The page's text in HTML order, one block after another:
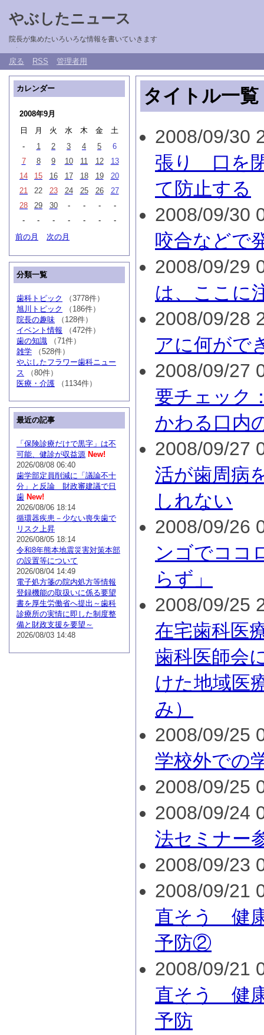
やぶしたニュース
院長が集めたいろいろな情報を書いていきます
戻る RSS 管理者用
タイトル一覧
2008/09/30
張り 口を
て防止する
2008/09/30
咬合などで
2008/09/29
は、ここに
2008/09/28
アに何がで
2008/09/27
要チェック
かわる口内
2008/09/27
活が歯周病
しれない
2008/09/26
ンゴでココ
らず」
2008/09/25
在宅歯科医
歯科医師会
けた地域医
み）
2008/09/25
学校外での
2008/09/25
2008/09/24
法セミナー
2008/09/23
2008/09/21
直そう 健
予防②
2008/09/21
直そう 健
予防
カレンダー
2008年9月
日
月 火 水 木 金
土
-
1 2 3 4 5
6
7
8 9 10 11 12
13
14
15 16 17 18 19
20
21
22 23 24 25 26
27
28
29 30 - - -
-
-
- - - - -
-
前の月
次の月
分類一覧
歯科トピック
（3778件）
旭川トピック
（186件）
院長の趣味 （128件）
イベント情報 （472件）
歯の知識 （71件）
雑学 （528件）
やぶしたフラワー歯科ニュー
ス （80件）
医療・介護 （1134件）
最近の記事
「保険診療だけで黒字」は不
可能、健診が収益源 New!
2026/08/08 06:40
歯学部定員削減に「議論不十
分」と反論 財政審建議で日
歯 New!
2026/08/06 18:14
循環器疾患－少ない喪失歯で
リスク上昇
2026/08/05 18:14
令和8年熊本地震災害対策本部
の設置等について
2026/08/04 14:49
電子処方箋の院内処方等情報
登録機能の取扱いに係る要望
書を厚生労働省へ提出～歯科
診療所の実情に即した制度整
備と財政支援を要望～
2026/08/03 14:48